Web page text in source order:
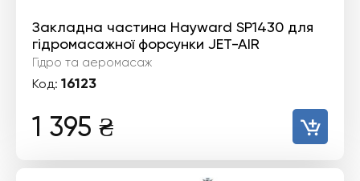
Закладна частина Hayward SP1430 для
гідромасажної форсунки JET-AIR
Гідро та аеромасаж
Код: 16123
1 395 ₴